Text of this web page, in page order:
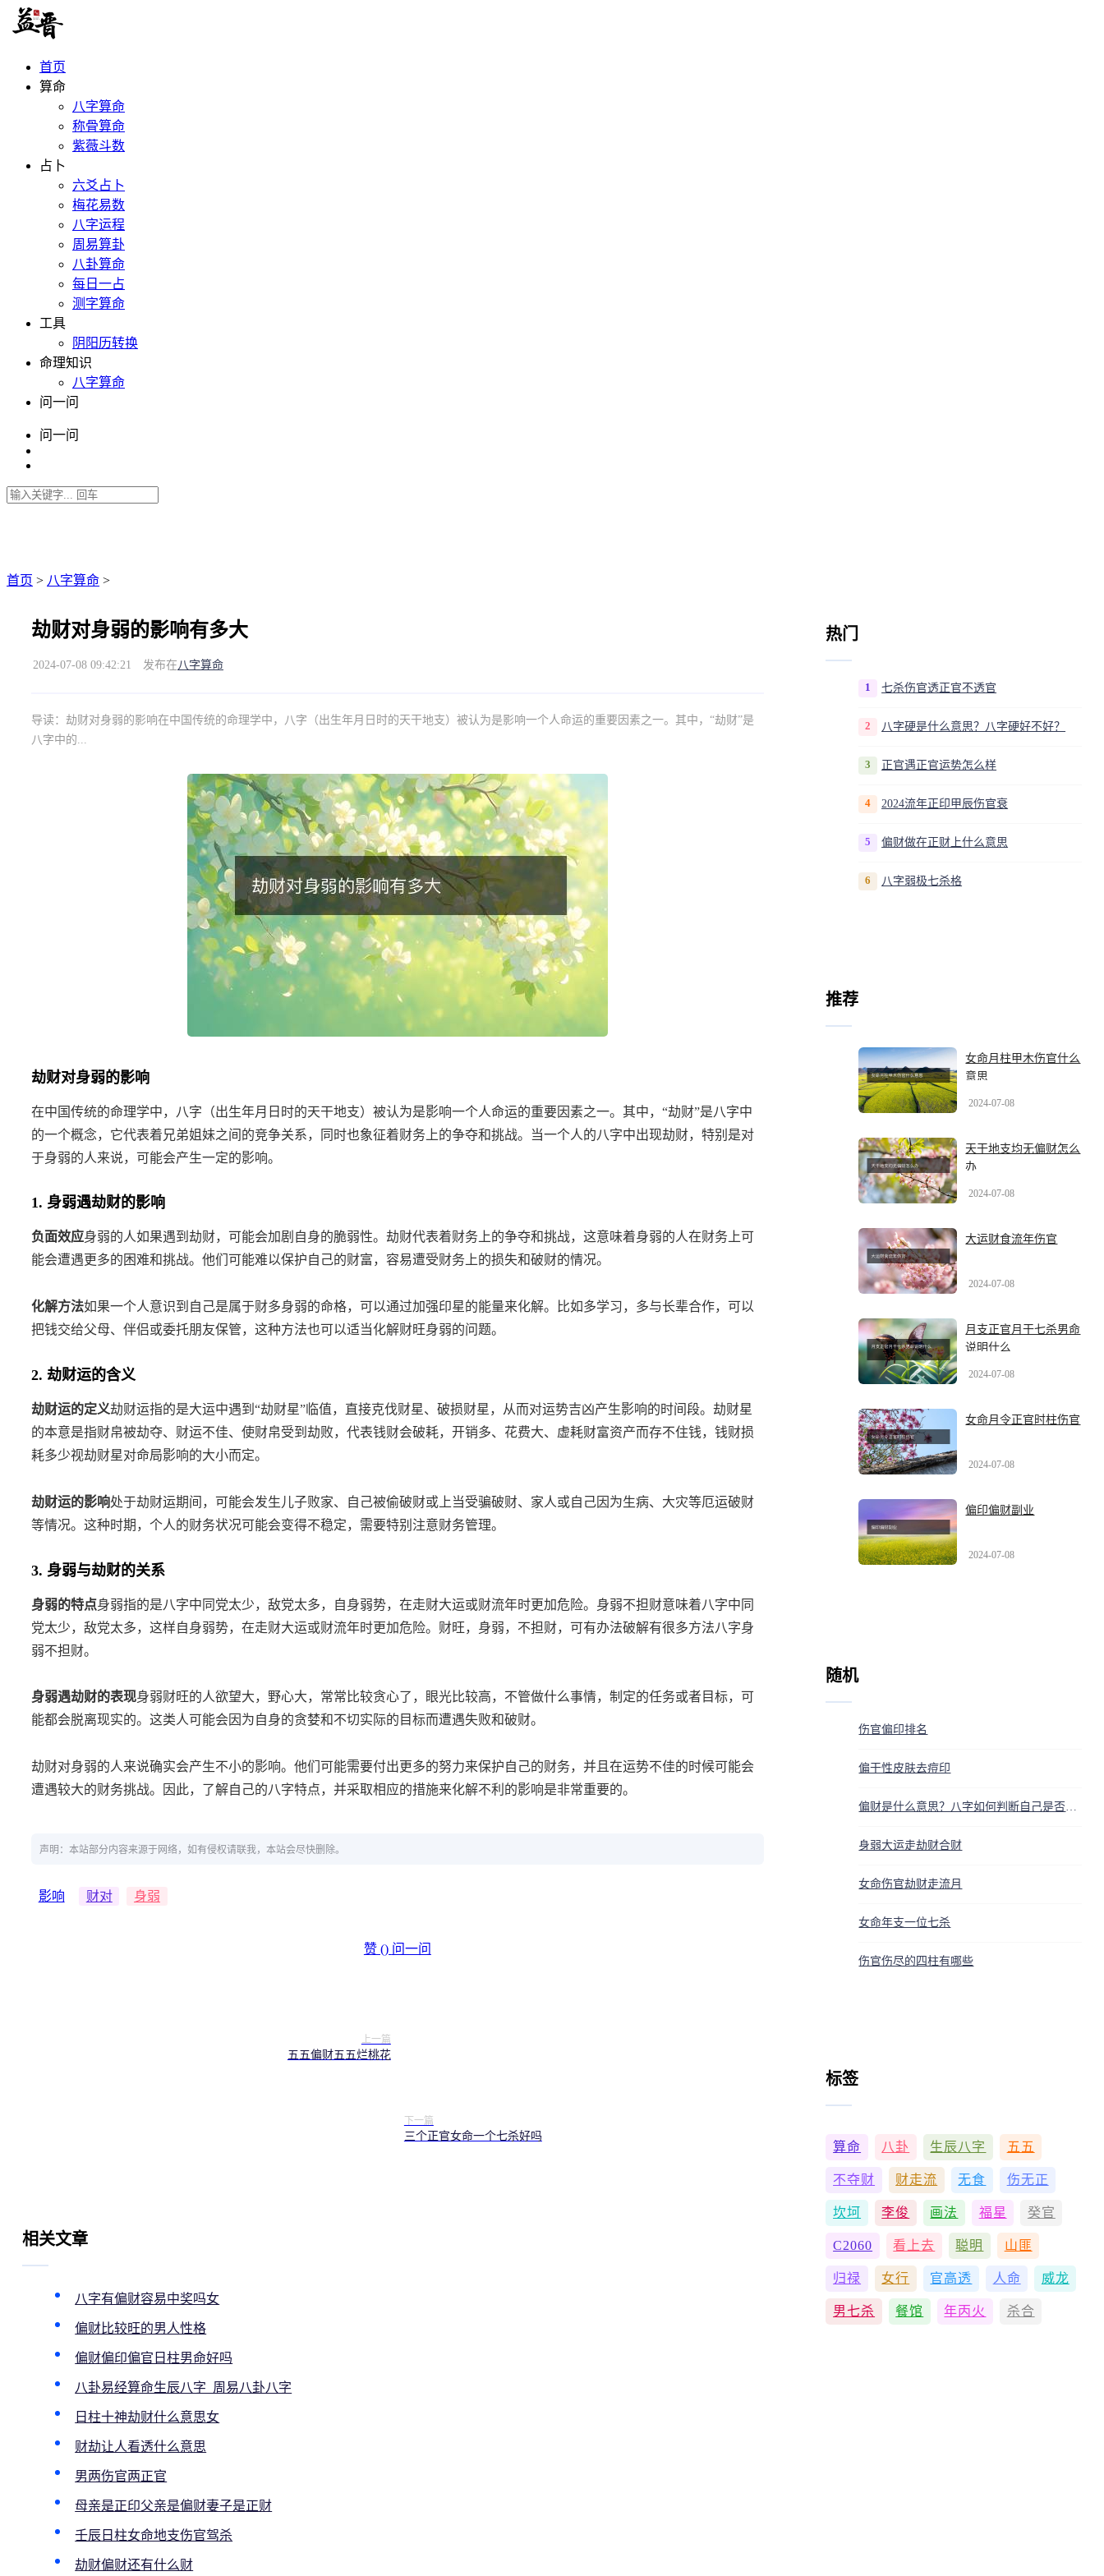
首页
算命
八字算命
称骨算命
紫薇斗数
占卜
六爻占卜
梅花易数
八字运程
周易算卦
八卦算命
每日一占
测字算命
工具
阴阳历转换
命理知识
八字算命
问一问
问一问
首页 > 八字算命 >
劫财对身弱的影响有多大
2024-07-08 09:42:21 发布在八字算命
导读： 劫财对身弱的影响在中国传统的命理学中，八字（出生年月日时的天干地支）被认为是影响一个人命运的重要因素之一。其中，“劫财”是
八字中的...
劫财对身弱的影响
在中国传统的命理学中，八字（出生年月日时的天干地支）被认为是影响一个人命运的重要因素之一。其中，“劫财”是八字中
的一个概念，它代表着兄弟姐妹之间的竞争关系，同时也象征着财务上的争夺和挑战。当一个人的八字中出现劫财，特别是对
于身弱的人来说，可能会产生一定的影响。
1. 身弱遇劫财的影响
负面效应身弱的人如果遇到劫财，可能会加剧自身的脆弱性。劫财代表着财务上的争夺和挑战，这意味着身弱的人在财务上可
能会遭遇更多的困难和挑战。他们可能难以保护自己的财富，容易遭受财务上的损失和破财的情况。
化解方法如果一个人意识到自己是属于财多身弱的命格，可以通过加强印星的能量来化解。比如多学习，多与长辈合作，可以
把钱交给父母、伴侣或委托朋友保管，这种方法也可以适当化解财旺身弱的问题。
2. 劫财运的含义
劫财运的定义劫财运指的是大运中遇到“劫财星”临值，直接克伐财星、破损财星，从而对运势吉凶产生影响的时间段。劫财星
的本意是指财帛被劫夺、财运不佳、使财帛受到劫败，代表钱财会破耗，开销多、花费大、虚耗财富资产而存不住钱，钱财损
耗多少视劫财星对命局影响的大小而定。
劫财运的影响处于劫财运期间，可能会发生儿子败家、自己被偷破财或上当受骗破财、家人或自己因为生病、大灾等厄运破财
等情况。这种时期，个人的财务状况可能会变得不稳定，需要特别注意财务管理。
3. 身弱与劫财的关系
身弱的特点身弱指的是八字中同党太少，敌党太多，自身弱势，在走财大运或财流年时更加危险。身弱不担财意味着八字中同
党太少，敌党太多，这样自身弱势，在走财大运或财流年时更加危险。财旺，身弱，不担财，可有办法破解有很多方法八字身
弱不担财。
身弱遇劫财的表现身弱财旺的人欲望大，野心大，常常比较贪心了，眼光比较高，不管做什么事情，制定的任务或者目标，可
能都会脱离现实的。这类人可能会因为自身的贪婪和不切实际的目标而遭遇失败和破财。
劫财对身弱的人来说确实会产生不小的影响。他们可能需要付出更多的努力来保护自己的财务，并且在运势不佳的时候可能会
遭遇较大的财务挑战。因此，了解自己的八字特点，并采取相应的措施来化解不利的影响是非常重要的。
声明：本站部分内容来源于网络，如有侵权请联我，本站会尽快删除。
影响 财对 身弱
赞 () 问一问
上一篇
五五偏财五五烂桃花
下一篇
三个正官女命一个七杀好吗
相关文章
八字有偏财容易中奖吗女
偏财比较旺的男人性格
偏财偏印偏官日柱男命好吗
八卦易经算命生辰八字_周易八卦八字
日柱十神劫财什么意思女
财劫让人看透什么意思
男两伤官两正官
母亲是正印父亲是偏财妻子是正财
壬辰日柱女命地支伤官驾杀
劫财偏财还有什么财
热门
1 七杀伤官透正官不透官
2 八字硬是什么意思？八字硬好不好？
3 正官遇正官运势怎么样
4 2024流年正印甲辰伤官衰
5 偏财做在正财上什么意思
6 八字弱极七杀格
推荐
女命月柱甲木伤官什么
意思
2024-07-08
天干地支均无偏财怎么
办
2024-07-08
大运财食流年伤官
2024-07-08
月支正官月干七杀男命
说明什么
2024-07-08
女命月令正官时柱伤官
2024-07-08
偏印偏财副业
2024-07-08
随机
伤官偏印排名
偏干性皮肤去痘印
身弱大运走劫财合财
女命伤官劫财走流月
女命年支一位七杀
伤官伤尽的四柱有哪些
标签
算命 八卦 生辰八字 五五
不夺财 财走流 无食 伤无正
坎坷 李俊 画法 福星 癸官
C2060 看上去 聪明 山匪
归禄 女行 官高透 人命 威龙
男七杀 餐馆 年丙火 杀合